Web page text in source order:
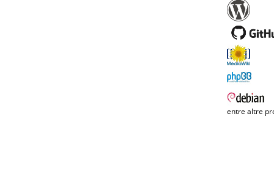
entre altre